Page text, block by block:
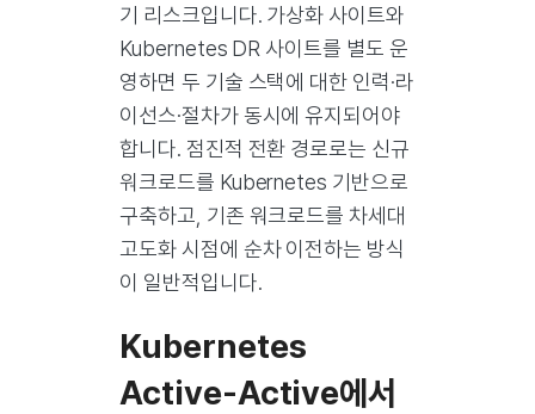
기 리스크입니다. 가상화 사이트와
Kubernetes DR 사이트를 별도 운
영하면 두 기술 스택에 대한 인력·라
이선스·절차가 동시에 유지되어야
합니다. 점진적 전환 경로로는 신규
워크로드를 Kubernetes 기반으로
구축하고, 기존 워크로드를 차세대
고도화 시점에 순차 이전하는 방식
이 일반적입니다.
Kubernetes
Active-Active에서